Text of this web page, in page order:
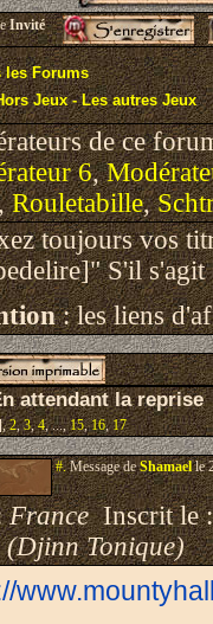
Invité
les Forums
Jeux - Les autres Jeux
de ce
6,
Rouletabille,
toujours vos
S'il
: les liens
attendant la reprise
,2,3,4, ...,15,16,17
#.Message deShamaelle
FranceInscrit le
(Djinn Tonique)